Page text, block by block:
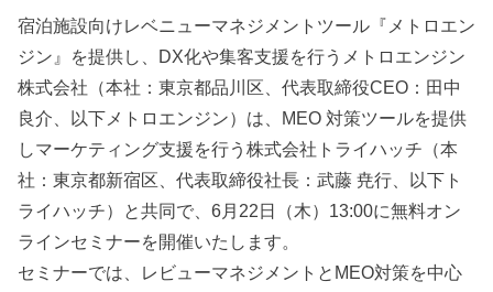
宿泊施設向けレベニューマネジメントツール『メトロエン
ジン』を提供し、DX化や集客支援を行うメトロエンジン
株式会社（本社：東京都品川区、代表取締役CEO：田中
良介、以下メトロエンジン）は、MEO 対策ツールを提供
しマーケティング支援を行う株式会社トライハッチ（本
社：東京都新宿区、代表取締役社長：武藤 尭行、以下ト
ライハッチ）と共同で、6月22日（木）13:00に無料オン
ラインセミナーを開催いたします。
セミナーでは、レビューマネジメントとMEO対策を中心